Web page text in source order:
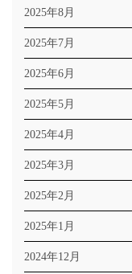
2025年8月
2025年7月
2025年6月
2025年5月
2025年4月
2025年3月
2025年2月
2025年1月
2024年12月